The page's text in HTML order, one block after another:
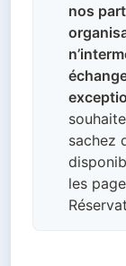
nos
sachez
les